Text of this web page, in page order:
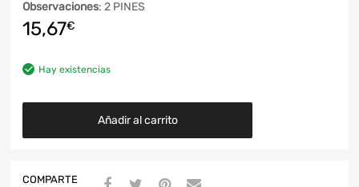
Observaciones: 2 PINES
15,67€
Hay existencias
Añadir al carrito
COMPARTE